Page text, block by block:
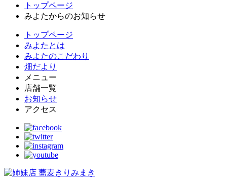
トップページ
みよたからのお知らせ
トップページ
みよたとは
みよたのこだわり
畑だより
メニュー
店舗一覧
お知らせ
アクセス